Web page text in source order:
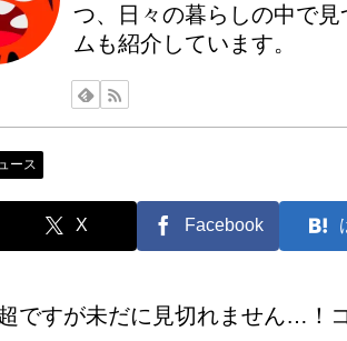
つ、日々の暮らしの中で
ムも紹介しています。
ース
X Facebook
ですが未だに見切れません…！